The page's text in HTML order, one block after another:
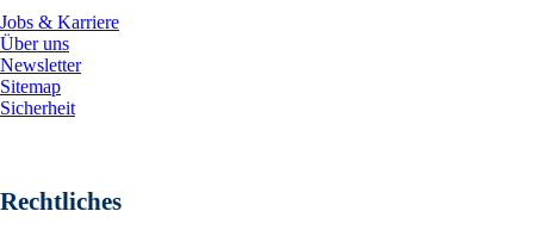
Jobs & Karriere
Über uns
Newsletter
Sitemap
Sicherheit
Rechtliches